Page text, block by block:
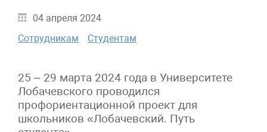
04 апреля 2024
Сотрудникам
Студентам
25 – 29 марта 2024 года в Университете
Лобачевского проводился
профориентационной проект для
школьников «Лобачевский. Путь